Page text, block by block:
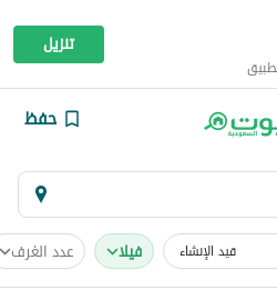
تنزيل
حفظ
قيد الإنشاء فیلا عدد الغرف